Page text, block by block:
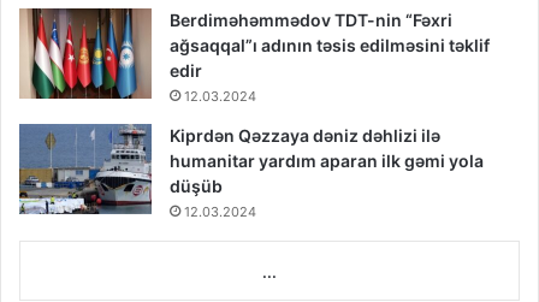
Berdiməhəmmədov TDT-nin “Fəxri
ağsaqqal”ı adının təsis edilməsini təklif
edir
12.03.2024
Kiprdən Qəzzaya dəniz dəhlizi ilə
humanitar yardım aparan ilk gəmi yola
düşüb
12.03.2024
...